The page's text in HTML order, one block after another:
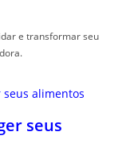
e transformar seu
seus